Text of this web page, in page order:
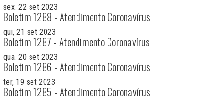
sex, 22 set 2023
Boletim 1288 - Atendimento Coronavírus
qui, 21 set 2023
Boletim 1287 - Atendimento Coronavírus
qua, 20 set 2023
Boletim 1286 - Atendimento Coronavírus
ter, 19 set 2023
Boletim 1285 - Atendimento Coronavírus